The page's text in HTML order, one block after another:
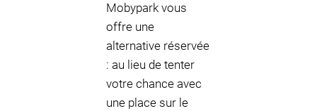
Mobypark vous
offre une
alternative réservée
: au lieu de tenter
votre chance avec
une place sur le